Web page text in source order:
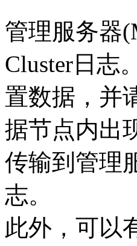
管理服务器
Cluster日志
置数据，并
据节点内出
传输到管理
志。
此外，可以